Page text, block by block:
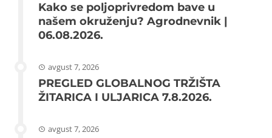
Kako se poljoprivredom bave u
našem okruženju? Agrodnevnik |
06.08.2026.
avgust 7, 2026
PREGLED GLOBALNOG TRŽIŠTA
ŽITARICA I ULJARICA 7.8.2026.
avgust 7, 2026